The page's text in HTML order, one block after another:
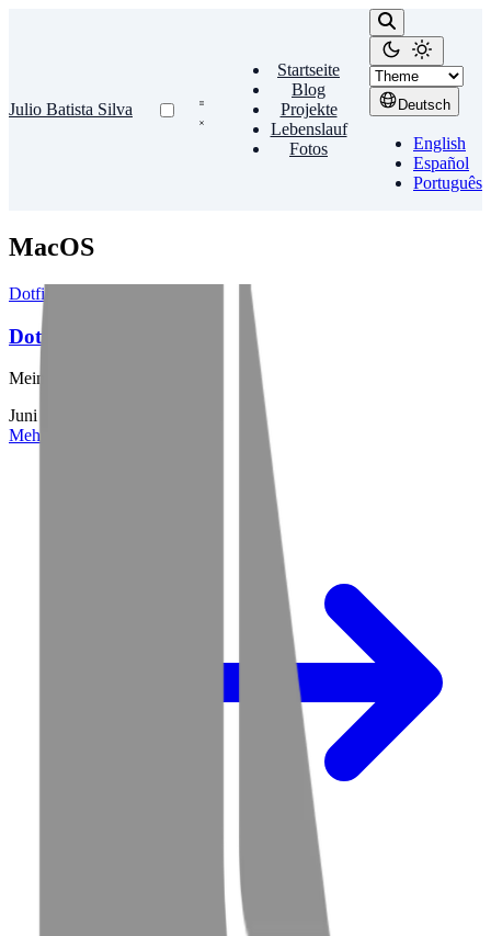
Julio Batista Silva
Startseite
Blog
Projekte
Lebenslauf
Fotos
Deutsch
English
Español
Português
MacOS
Dotfiles
Dotfiles
Meine Konfigurationsdateien
Juni 19, 2014
Mehr lesen